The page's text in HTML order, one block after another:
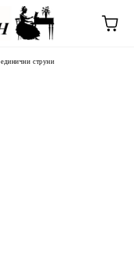
единични струни